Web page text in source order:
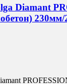
Diamant
230мм/